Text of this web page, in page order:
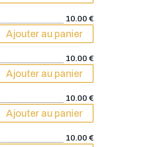
10.00 €
Ajouter au panier
10.00 €
Ajouter au panier
10.00 €
Ajouter au panier
10.00 €